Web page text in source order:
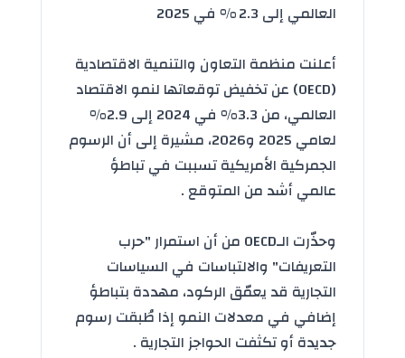
العالمي إلى 2.3 % في 2025
أعلنت منظمة التعاون والتنمية الاقتصادية
(OECD) عن تخفيض توقعاتها لنمو الاقتصاد
العالمي، من 3.3% في 2024 إلى 2.9%
لعامي 2025 و2026، مشيرة إلى أن
الرسوم
الجمركية الأمريكيةتسببت في تباطؤ
عالمي أشد من المتوقع .
وحذّرت الـOECD
من أن استمرار "حرب
التعريفات" والالتباسات في السياسات
التجارية قد يعمّق الركود، مهددة بتباطؤ
إضافي في معدلات النمو إذا طُبقت رسوم
جديدة أو تكثفت الحواجز التجارية .